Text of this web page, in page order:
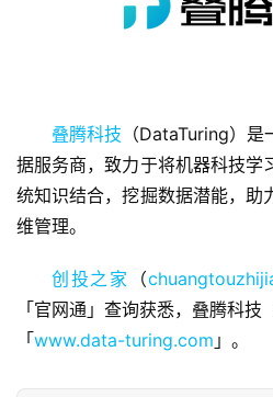
首
页
报
道
叠腾科技 （DataTuring）
据服务商，致力于将机器科技学
统知识结合，挖掘数据潜能，助
维管理。
创投之家 （
「官网通」查询获悉，叠腾科
「www.data-turing.com 」。